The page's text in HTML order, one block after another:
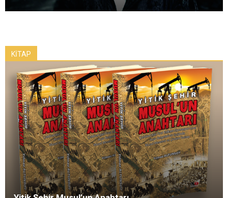
KİTAP